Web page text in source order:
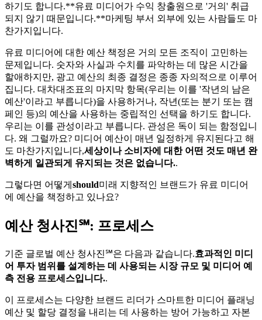
하기도 합니다.**유료 미디어가 수익 창출원으로 '거의' 취급
되지 않기 때문입니다.**마케팅 부서 외부에 있는 사람들도 마
찬가지입니다.
유료 미디어에 대한 예산 책정은 거의 모든 조직이 고민하는
문제입니다. 숫자와 사실과 수치를 파악하는 데 많은 시간을
할애하지만, 광고 예산의 최종 결정은 종종 자의적으로 이루어
집니다. 대차대조표의 마지막 항목(우리는 이를 '작년의 남은
예산'이라고 부릅니다)을 사용하거나, 작년(또는 분기 또는 캠
페인 등)의 예산을 사용하는 중립적인 선택을 하기도 합니다.
우리는 이를 관성이라고 부릅니다. 관성은 독이 되는 함정입니
다. 왜 그럴까요? 미디어 예산이 매년 일정하게 유지된다고 해
도 마찬가지입니다,세상이나 소비자에 대한 어떤 것도 매년 완
벽하게 일관되게 유지되는 것은 없습니다..
그렇다면 어떻게 should미래 지향적인 브랜드가 유료 미디어
에 예산을 책정하고 있나요?
예산 청사진℠: 프로세스
기준 글로벌 예산 청사진℠은 다음과 같습니다.효과적인 미디
어 투자 범위를 설계하는 데 사용되는 시장 규모 및 미디어 예
측 전용 프로세스입니다..
이 프로세스는 다양한 브랜드 리더가 스마트한 미디어 플래닝
예산 및 할당 결정을 내리는 데 사용하는 방어 가능하고 자본